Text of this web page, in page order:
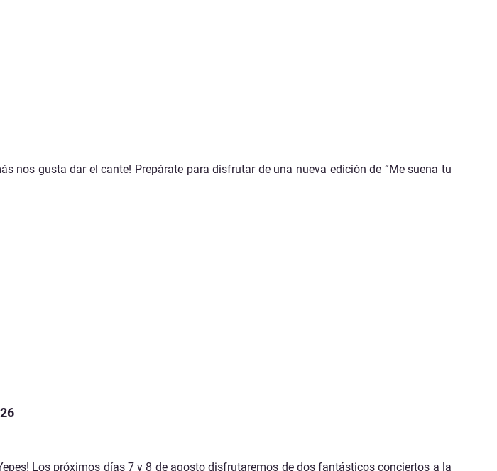
nos gusta dar el cante! Prepárate para disfrutar de una nueva edición de “Me suena tu
Los próximos días 7 y 8 de agosto disfrutaremos de dos fantásticos conciertos a la